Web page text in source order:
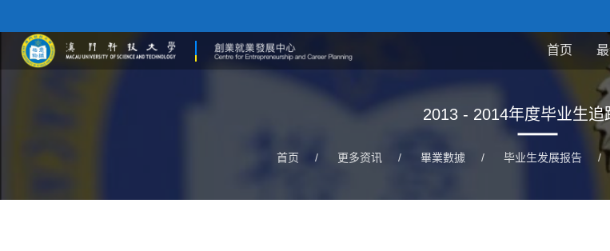
首页
2013 - 2014年度毕业生追
首页 / 更多资讯 / 畢業數據 / 毕业生发展报告 /